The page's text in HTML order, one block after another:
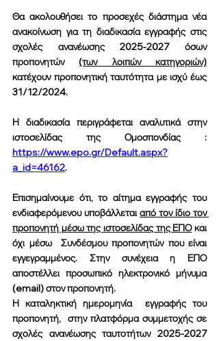
Θα ακολουθήσει το προσεχές διάστημα νέα
ανακοίνωση για τη διαδικασία εγγραφής στις
σχολές ανανέωσης 2025-2027 όσων
προπονητών (των λοιπών κατηγοριών)
κατέχουν προπονητική ταυτότητα με ισχύ έως
31/12/2024.
Η διαδικασία περιγράφεται αναλυτικά στην
https://www.epo.gr/Default.aspx?
a_id=46162.
Επισημαίνουμε ότι, το αίτημα εγγραφής του
ενδιαφερόμενου υποβάλλεται από τον ίδιο τον
προπονητή μέσω της ιστοσελίδας της ΕΠΟ και
όχι μέσω  Συνδέσμου προπονητών που είναι
εγγεγραμμένος. Στην συνέχεια η ΕΠΟ
αποστέλλει προσωπικό ηλεκτρονικό μήνυμα
(email) στον προπονητή.
Η καταληκτική ημερομηνία  εγγραφής του
προπονητή,  στην πλατφόρμα συμμετοχής σε
σχολές ανανέωσης ταυτοτήτων 2025-2027